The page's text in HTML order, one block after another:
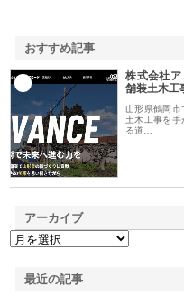
おすすめ記事
株式会社
舗装土木工
山形県鶴岡市
土木工事を手
る道…
アーカイブ
最近の記事